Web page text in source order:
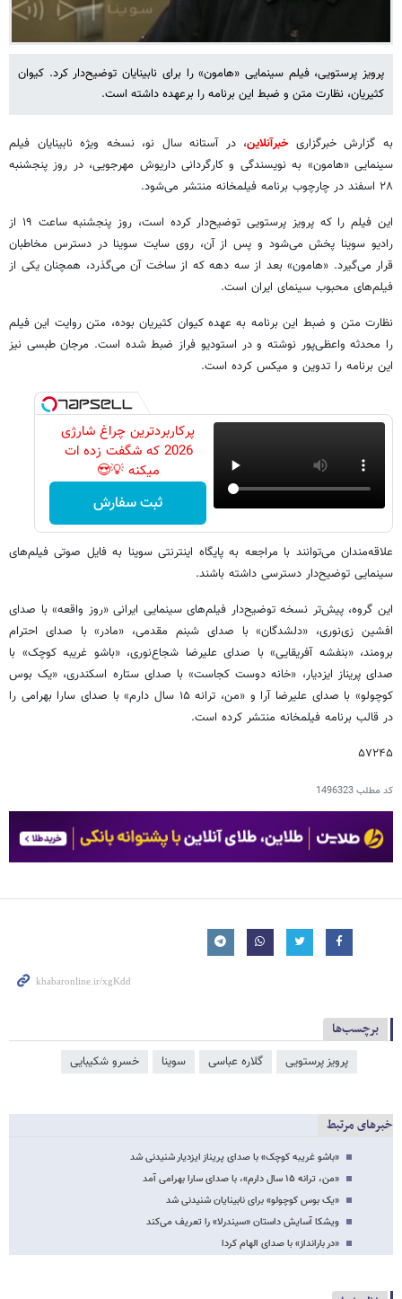
پرویز پرستویی، فیلم سینمایی «هامون» را برای نابینایان توضیح‌دار کرد. کیوان
کثیریان، نظارت متن و ضبط این برنامه را برعهده داشته است.
به گزارش خبرگزاریخبرآنلاین، در آستانه سال نو، نسخه ویژه نابینایان فیلم
سینمایی «هامون» به نویسندگی و کارگردانی داریوش مهرجویی، در روز پنجشنبه
۲۸ اسفند در چارچوب برنامه فیلمخانه منتشر می‌شود.
این فیلم را که پرویز پرستویی توضیح‌دار کرده است، روز پنجشنبه ساعت ۱۹ از
رادیو سوینا پخش می‌شود و پس از آن، روی سایت سوینا در دسترس مخاطبان
قرار می‌گیرد. «هامون» بعد از سه دهه که از ساخت آن می‌گذرد، همچنان یکی از
فیلم‌های محبوب سینمای ایران است.
نظارت متن و ضبط این برنامه به عهده کیوان کثیریان بوده، متن روایت این فیلم
را محدثه واعظی‌پور نوشته و در استودیو فراز ضبط شده است. مرجان طبسی نیز
این برنامه را تدوین و میکس کرده است.
پرکاربردترین چراغ شارژی
2026 که شگفت زده ات
میکنه 💡😍
ثبت سفارش
علاقه‌مندان می‌توانند با مراجعه به پایگاه اینترنتی سوینا به فایل صوتی فیلم‌های
سینمایی توضیح‌دار دسترسی داشته باشند.
این گروه، پیش‌تر نسخه توضیح‌دار فیلم‌های سینمایی ایرانی «روز واقعه» با صدای
افشین زی‌نوری، «دلشدگان» با صدای شبنم مقدمی، «مادر» با صدای احترام
برومند، «بنفشه آفریقایی» با صدای علیرضا شجاع‌نوری، «باشو غریبه کوچک» با
صدای پریناز ایزدیار، «خانه دوست کجاست» با صدای ستاره اسکندری، «یک بوس
کوچولو» با صدای علیرضا آرا و «من، ترانه ۱۵ سال دارم» با صدای سارا بهرامی را
در قالب برنامه فیلمخانه منتشر کرده است.
۵۷۲۴۵
کد مطلب1496323
برچسب‌ها
پرویز پرستویی گلاره عباسی سوینا خسرو شکیبایی
خبرهای مرتبط
«باشو غریبه کوچک» با صدای پریناز ایزدیار شنیدنی شد
«من، ترانه ۱۵ سال دارم»، با صدای سارا بهرامی آمد
«یک بوس کوچولو» برای نابینایان شنیدنی شد
ویشکا آسایش داستان «سیندرلا» را تعریف می‌کند
«در بارانداز» با صدای الهام کردا